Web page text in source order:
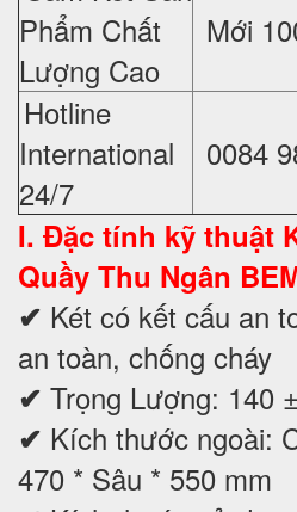
Phẩm Chất
Lượng Cao
Mới
Hotline
International
24/7
0084
I. Đặc tính kỹ thuật
Quầy Thu Ngân
✔ Két có kết cấu an
an toàn, chống cháy
✔ Trọng Lượng: 140
✔ Kích thước ngoài:
470 * Sâu * 550 mm